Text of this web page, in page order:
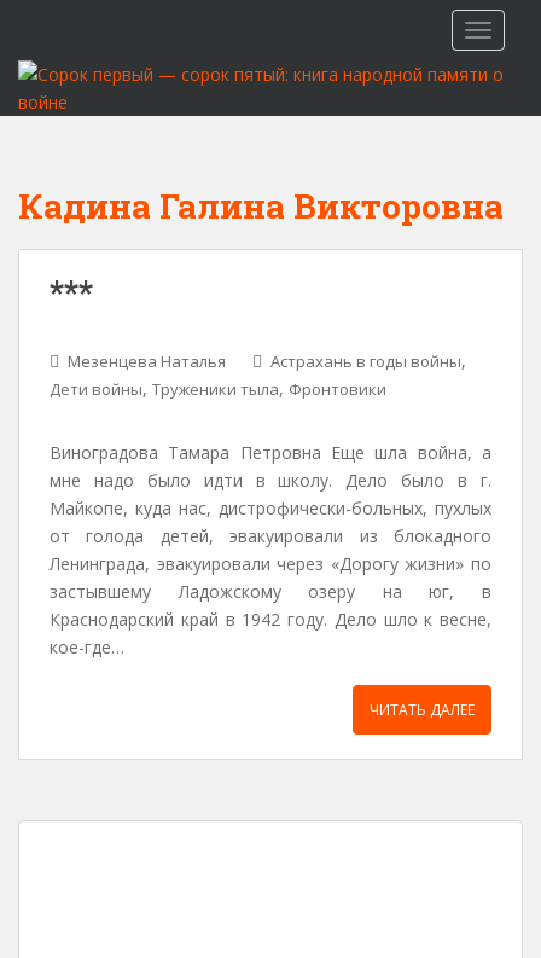
t
Кадина Галина Викторовна
***
Мезенцева Наталья Астрахань в годы войны,
Дети войны, Труженики тыла, Фронтовики
Виноградова Тамара Петровна Еще шла война, а
мне надо было идти в школу. Дело было в г.
Майкопе, куда нас, дистрофически-больных, пух­лых
от голода детей, эвакуировали из блокадного
Ленинграда, эва­куировали через «Дорогу жизни» по
застывшему Ладожскому озе­ру на юг, в
Краснодарский край в 1942 году. Дело шло к весне,
кое-где…
ЧИТАТЬ ДАЛЕЕ